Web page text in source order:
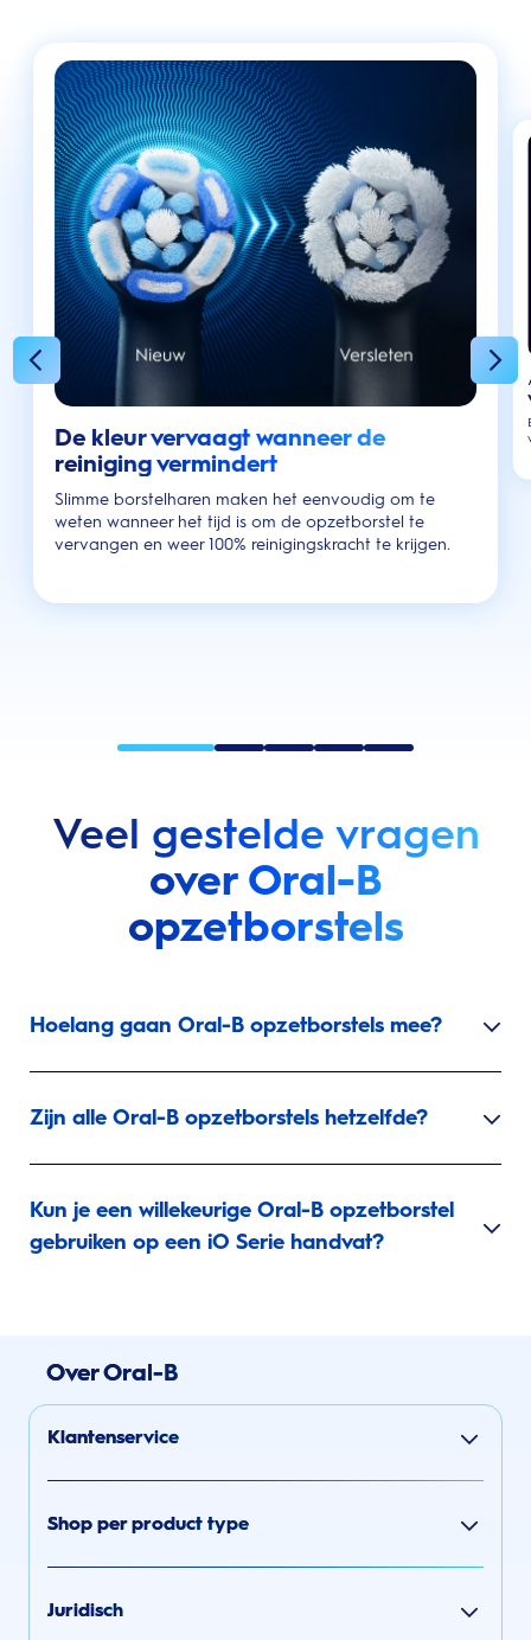
De kleur vervaagt wanneer de
reiniging vermindert
Slimme borstelharen maken het eenvoudig om te
weten wanneer het tijd is om de opzetborstel te
vervangen en weer 100% reinigingskracht te krijgen.
Veel gestelde vragen
over Oral-B
opzetborstels
Hoelang gaan Oral-B opzetborstels mee?
Zijn alle Oral-B opzetborstels hetzelfde?
Kun je een willekeurige Oral-B opzetborstel
gebruiken op een iO Serie handvat?
Over Oral-B
Klantenservice
Shop per product type
Juridisch